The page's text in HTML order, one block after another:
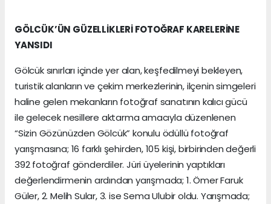
GÖLCÜK’ÜN GÜZELLİKLERİ FOTOĞRAF KARELERİNE
YANSIDI
Gölcük sınırları içinde yer alan, keşfedilmeyi bekleyen,
turistik alanların ve çekim merkezlerinin, ilçenin simgeleri
haline gelen mekanların fotoğraf sanatının kalıcı gücü
ile gelecek nesillere aktarma amacıyla düzenlenen
“Sizin Gözünüzden Gölcük” konulu ödüllü fotoğraf
yarışmasına; 16 farklı şehirden, 105 kişi, birbirinden değerli
392 fotoğraf gönderdiler. Jüri üyelerinin yaptıkları
değerlendirmenin ardından yarışmada; 1. Ömer Faruk
Güler, 2. Melih Sular, 3. ise Sema Ulubir oldu. Yarışmada;